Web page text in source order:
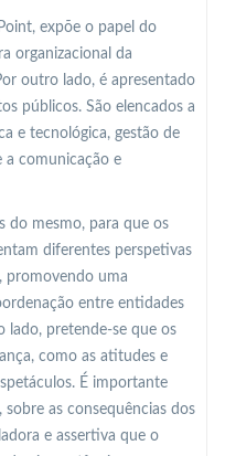
expõe o papel do
organizacional da
outro lado, é apresentado
públicos. São elencados a
e tecnológica, gestão de
a comunicação e
do mesmo, para que os
diferentes perspetivas
promovendo uma
entre entidades
lado, pretende-se que os
como as atitudes e
É importante
as consequências dos
e assertiva que o